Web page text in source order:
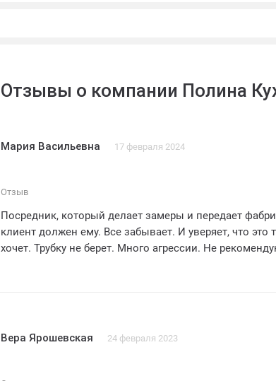
Отзывы о компании Полина
Мария Васильевна 17 февраля 2024
Отзыв
Посредник, который делает замеры и передает
клиент должен ему. Все забывает. И уверяет, что
хочет. Трубку не берет. Много агрессии. Не
Вера Ярошевская 24 февраля 2023